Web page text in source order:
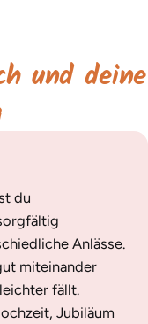
und deine
du
Anlässe.
miteinander
fällt.
Jubiläum